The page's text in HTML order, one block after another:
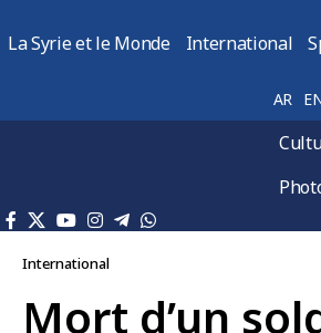
La Syrie et le Monde International
AR
International
Mort d’un